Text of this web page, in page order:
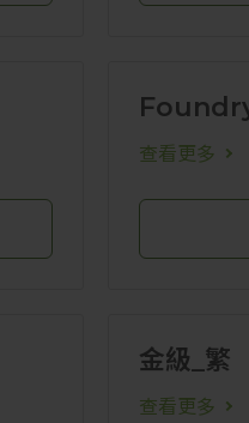
查看更多
金級_繁
查看更多